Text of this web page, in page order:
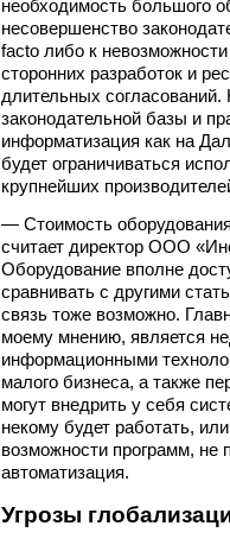
необходимость большого
несовершенство
facto либо к
сторонних разработок и
длительных
законодательной базы и
информатизация как на
будет ограничиваться
крупнейших
— Стоимость
считает директор ООО
Оборудование вполне
сравнивать с другими
связь тоже возможно.
моему мнению, является
информационными
малого бизнеса, а также
могут внедрить у себя
некому будет работать,
возможности программ, не
автоматизация.
Угрозы